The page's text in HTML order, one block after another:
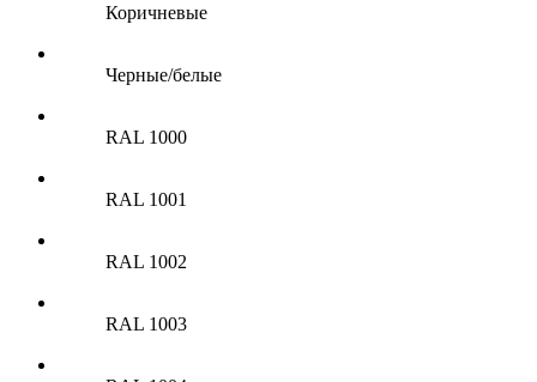
Коричневые
Черные/белые
RAL 1000
RAL 1001
RAL 1002
RAL 1003